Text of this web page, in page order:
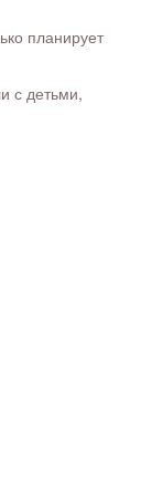
планирует
с детьми,